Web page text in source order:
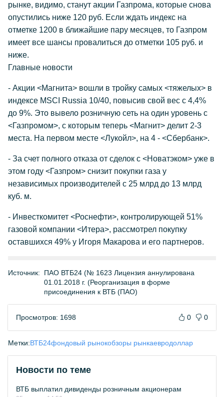
рынке, видимо, станут акции Газпрома, которые снова
опустились ниже 120 руб. Если ждать индекс на
отметке 1200 в ближайшие пару месяцев, то Газпром
имеет все шансы провалиться до отметки 105 руб. и
ниже.
Главные новости
- Акции <Магнита> вошли в тройку самых <тяжелых> в
индексе MSCI Russia 10/40, повысив свой вес с 4,4%
до 9%. Это вывело розничную сеть на один уровень с
<Газпромом>, с которым теперь <Магнит> делит 2-3
места. На первом месте <Лукойл>, на 4 - <Сбербанк>.
- За счет полного отказа от сделок с <Новатэком> уже в
этом году <Газпром> снизит покупки газа у
независимых производителей с 25 млрд до 13 млрд
куб. м.
- Инвесткомитет <Роснефти>, контролирующей 51%
газовой компании <Итера>, рассмотрел покупку
оставшихся 49% у Игоря Макарова и его партнеров.
Источник:
ПАО ВТБ24 (№ 1623 Лицензия аннулирована
01.01.2018 г. (Реорганизация в форме
присоединения к ВТБ (ПАО)
Просмотров: 1698 0 0
Метки:ВТБ24фондовый рынокобзоры рынкаевродоллар
Новости по теме
ВТБ выплатил дивиденды розничным акционерам